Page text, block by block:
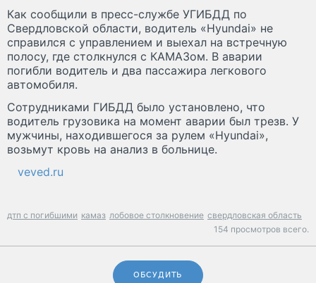
Как сообщили в пресс-службе УГИБДД по
Свердловской области, водитель «Hyundai» не
справился с управлением и выехал на встречную
полосу, где столкнулся с КАМАЗом. В аварии
погибли водитель и два пассажира легкового
автомобиля.
Сотрудниками ГИБДД было установлено, что
водитель грузовика на момент аварии был трезв. У
мужчины, находившегося за рулем «Hyundai»,
возьмут кровь на анализ в больнице.
veved.ru
дтп с погибшими камаз лобовое столкновение свердловская область
154 просмотров всего.
ОБСУДИТЬ